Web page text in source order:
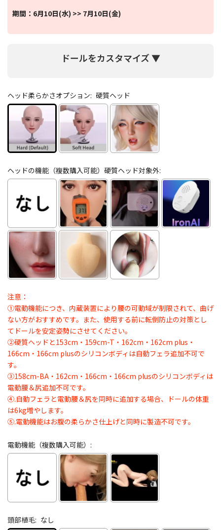
期間：6月10日(水) >> 7月10日(金)
ドールをカスタマイズ ▼
ヘッド柔らかさオプション: 硬質ヘッド
ヘッドの機能（複数購入可能）硬質ヘッド対象外:
注意：
①電動機能につき、内蔵装置により腰の可動域が制限されて、曲げ
ない方がおすすめです。また、使用する前に転倒防止の対策とし
てドールを安定姿勢にさせてください。
②硬質ヘッドと153cm・159cm-T・162cm・162cm plus・
166cm・166cm plusのシリコンボディは自動フェラ追加不可で
す。
③158cm-BA・162cm・166cm・166cm plusのシリコンボディは
電動腰＆尻追加不可です。
④.自動フェラと電動腰＆尻を同時に追加する場合、ドールの体重
は6kg増やします。
⑤.電動機能はお腹の柔らかさ仕上げと同時に製造不可です。
電動機能（複数購入可能）:
頭部植毛: なし